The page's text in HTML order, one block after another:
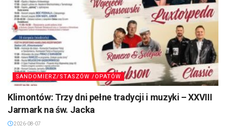
SANDOMIERZ/STASZÓW /OPATÓW
Klimontów: Trzy dni pełne tradycji i muzyki – XXVIII
Jarmark na św. Jacka
2026-08-07